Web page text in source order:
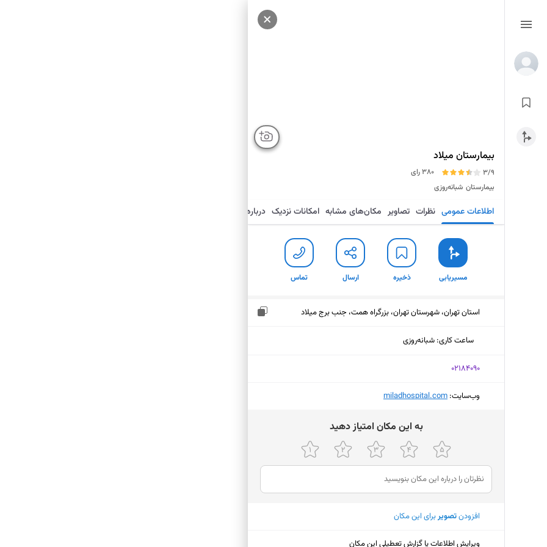
بیمارستان میلاد
3/9
380 رای
بیمارستان شبانه‌روزی
اطلاعات عمومی نظرات تصاویر مکان‌های مشابه امکانات نزدیک درباره
مسیریابی ذخیره ارسال تماس
استان تهران، شهرستان تهران، بزرگراه همت، جنب برج میلاد
ساعت کاری: شبانه‌روزی
‎02184090
وب‌سایت: ‎miladhospital.com
ﺑﻪ اﯾﻦ ﻣﮑﺎن اﻣﺘﯿﺎز دﻫﯿﺪ
افزودنتصویربرای این مکان
ویرایش اطلاعات یا گزارش تعطیلی این مکان